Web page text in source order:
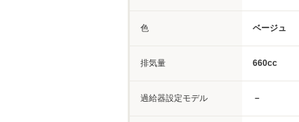
色 ベージュ
排気量 660cc
過給器設定モデル －